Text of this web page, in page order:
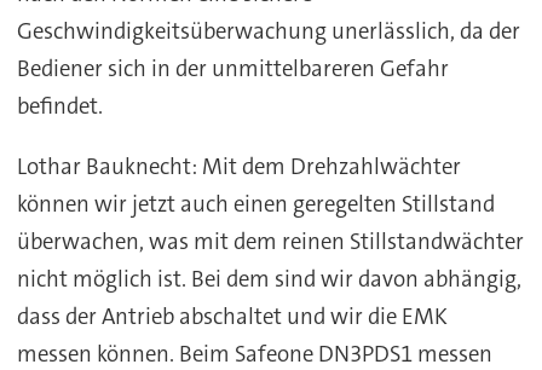
Geschwindigkeitsüberwachung unerlässlich, da der
Bediener sich in der unmittelbareren Gefahr
befindet.
Lothar Bauknecht: Mit dem Drehzahlwächter
können wir jetzt auch einen geregelten Stillstand
überwachen, was mit dem reinen Stillstandwächter
nicht möglich ist. Bei dem sind wir davon abhängig,
dass der Antrieb abschaltet und wir die EMK
messen können. Beim Safeone DN3PDS1 messen